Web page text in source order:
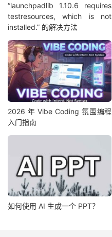
“launchpadlib 1.10.6 requires
testresources, which is not
installed.” 的解决方法
2026 年 Vibe Coding 氛围编程
入门指南
如何使用 AI 生成一个 PPT？